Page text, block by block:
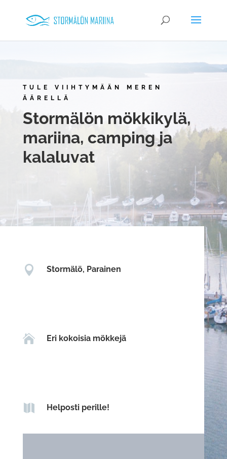
TULE VIIHTYMÄÄN MEREN
ÄÄRELLÄ
Stormälön mökkikylä,
mariina, camping ja
kalaluvat
 Stormälö, Parainen
 Eri kokoisia mökkejä
 Helposti perille!